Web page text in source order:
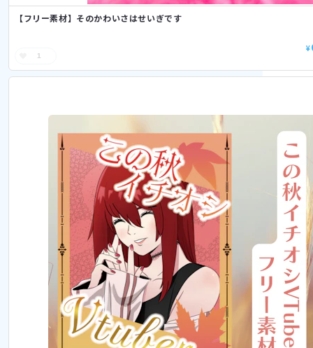
【フリー素材】そのかわいさはせいぎです
1
¥